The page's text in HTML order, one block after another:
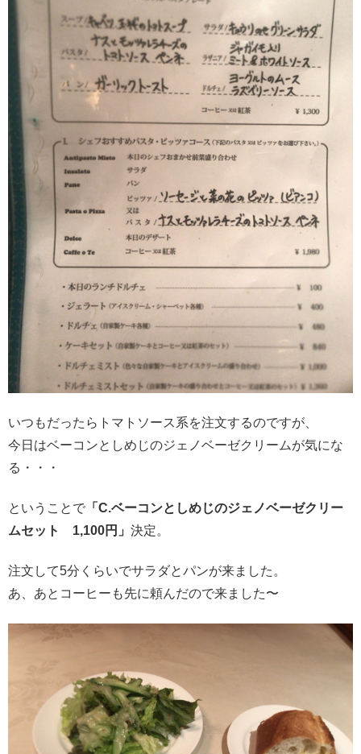
いつもだったらトマトソース系を注文するのですが、
今日はベーコンとしめじのジェノベーゼクリームが気にな
る・・・
ということで 「C.ベーコンとしめじのジェノベーゼクリー
ムセット 1,100円」 決定。
注文して5分くらいでサラダとパンが来ました。
あ、あとコーヒーも先に頼んだので来ました〜